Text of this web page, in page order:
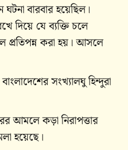
বারবার হয়েছিল।
দিয়ে যে ব্যক্তি চলে
প্রতিপন্ন করা হয়। আসলে
সংখ্যালঘু হিন্দুরা
আমলে কড়া নিরাপত্তার
হয়েছে।